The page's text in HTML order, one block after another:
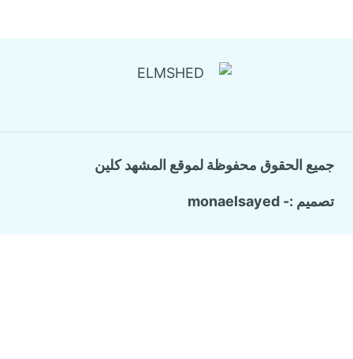
جميع الحقوق محفوظة لموقع المشهد كلين
تصميم :- monaelsayed